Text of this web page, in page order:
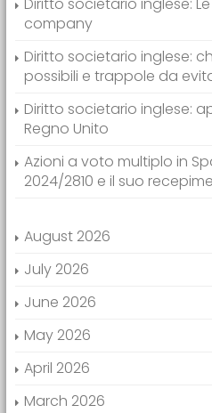
company
Diritto societario inglese:
possibili e trappole da
Diritto societario inglese:
Regno Unito
Azioni a voto multiplo in
2024/2810 e il suo
August 2026
July 2026
June 2026
May 2026
April 2026
March 2026